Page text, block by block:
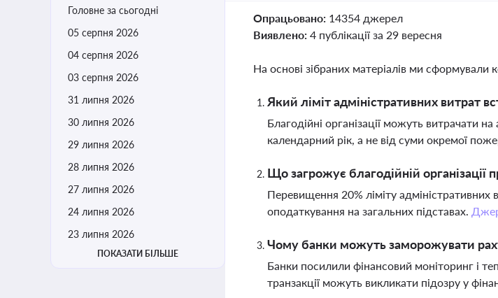
Головне за сьогодні
05 серпня 2026
04 серпня 2026
03 серпня 2026
31 липня 2026
30 липня 2026
29 липня 2026
28 липня 2026
27 липня 2026
24 липня 2026
23 липня 2026
ПОКАЗАТИ БІЛЬШЕ
Опрацьовано: 14354 джерел
Виявлено: 4 публікації за 29 вересня
На основі зібраних матеріалів ми сформували
Який ліміт адміністративних витрат
Благодійні організації можуть витрачати
календарний рік, а не від суми окремої
Що загрожує благодійній організації
Перевищення 20% ліміту адміністративних
оподаткування на загальних підставах.
Чому банки можуть заморожувати
Банки посилили фінансовий моніторинг і
транзакції можуть викликати підозру у